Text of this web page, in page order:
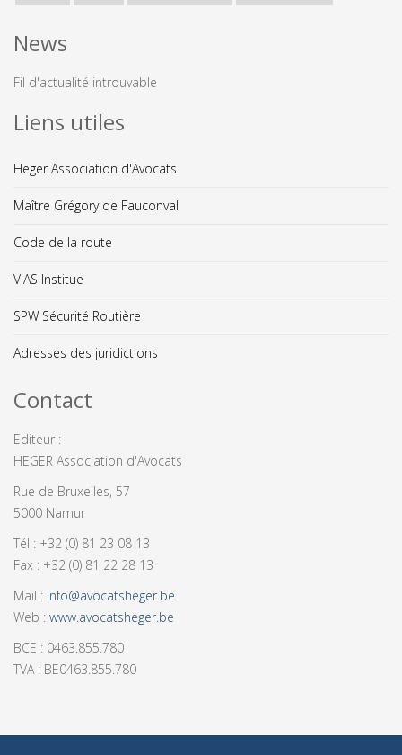
News
Fil d'actualité introuvable
Liens utiles
Heger Association d'Avocats
Maître Grégory de Fauconval
Code de la route
VIAS Institue
SPW Sécurité Routière
Adresses des juridictions
Contact
Editeur :
HEGER Association d'Avocats
Rue de Bruxelles, 57
5000 Namur
Tél : +32 (0) 81 23 08 13
Fax : +32 (0) 81 22 28 13
Mail : info@avocatsheger.be
Web : www.avocatsheger.be
BCE : 0463.855.780
TVA : BE0463.855.780